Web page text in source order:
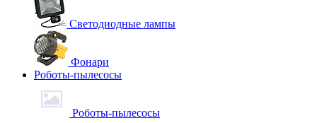
Светодиодные лампы
Фонари
Роботы-пылесосы
Роботы-пылесосы